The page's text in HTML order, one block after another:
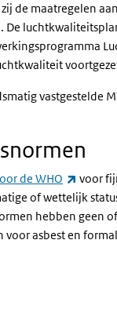
de maatregelen
vastgestelde
de WHO
voor
of wettelijk
hebben geen
asbest en